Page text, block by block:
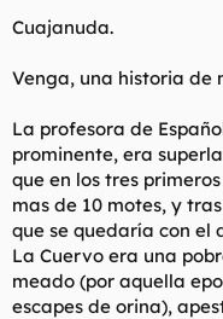
Cuajanuda.
Venga, una historia de
La profesora de
prominente, era
que en los tres
mas de 10 motes, y
que se quedaría con el
La Cuervo era una
meado (por aquella
escapes de orina),